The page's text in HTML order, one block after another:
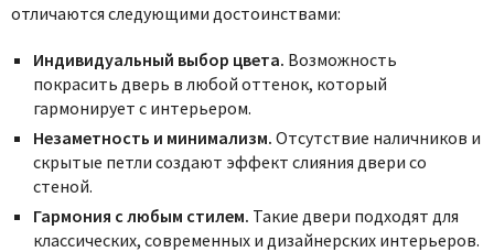
отличаются следующими достоинствами:
Индивидуальный выбор цвета. Возможность
покрасить дверь в любой оттенок, который
гармонирует с интерьером.
Незаметность и минимализм. Отсутствие наличников и
скрытые петли создают эффект слияния двери со
стеной.
Гармония с любым стилем. Такие двери подходят для
классических, современных и дизайнерских интерьеров.